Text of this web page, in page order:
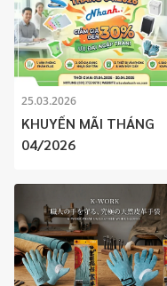
25.03.2026
KHUYẾN MÃI THÁNG
04/2026